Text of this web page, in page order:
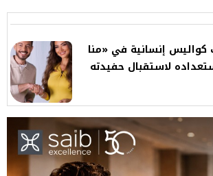
إنسانية في «منا
لاستقبال حفيدته